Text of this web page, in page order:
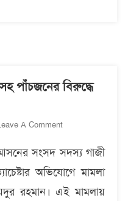
পাঁচজনের বিরুদ্ধে
A CommentOn
গাজী
নজরুল
পাঁচজনের
সংসদ সদস্য গাজী
অভিযোগে মামলা
রহমান। এই মামলায়